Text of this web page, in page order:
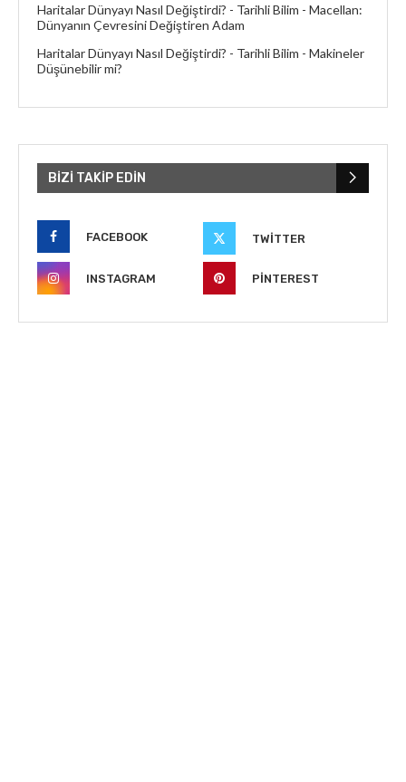
Haritalar Dünyayı Nasıl Değiştirdi? - Tarihli Bilim - Macellan:
Dünyanın Çevresini Değiştiren Adam
Haritalar Dünyayı Nasıl Değiştirdi? - Tarihli Bilim - Makineler
Düşünebilir mi?
BIZI TAKIP EDIN
FACEBOOK TWITTER
INSTAGRAM PINTEREST